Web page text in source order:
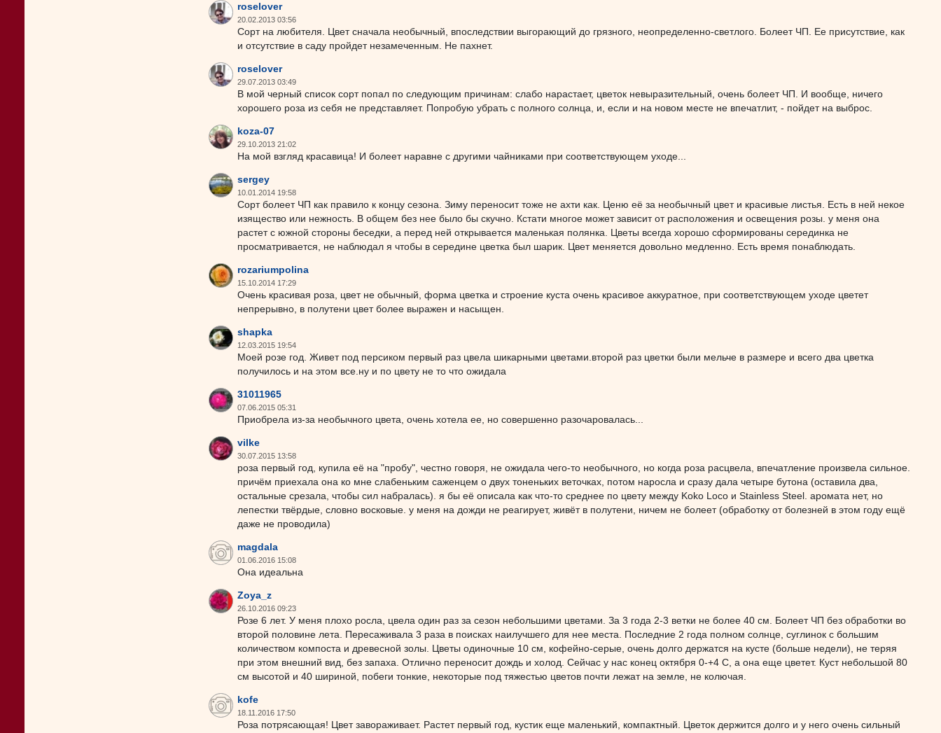
roselover
20.02.2013 03:56
Сорт на любителя. Цвет сначала необычный, впоследствии выгорающий до грязного, неопределенно-светлого. Болеет ЧП. Ее присутствие, как
и отсутствие в саду пройдет незамеченным. Не пахнет.
roselover
29.07.2013 03:49
В мой черный список сорт попал по следующим причинам: слабо нарастает, цветок невыразительный, очень болеет ЧП. И вообще, ничего
хорошего роза из себя не представляет. Попробую убрать с полного солнца, и, если и на новом месте не впечатлит, - пойдет на выброс.
koza-07
29.10.2013 21:02
На мой взгляд красавица! И болеет наравне с другими чайниками при соответствующем уходе...
sergey
10.01.2014 19:58
Сорт болеет ЧП как правило к концу сезона. Зиму переносит тоже не ахти как. Ценю её за необычный цвет и красивые листья. Есть в ней некое
изящество или нежность. В общем без нее было бы скучно. Кстати многое может зависит от расположения и освещения розы. у меня она
растет с южной стороны беседки, а перед ней открывается маленькая полянка. Цветы всегда хорошо сформированы серединка не
просматривается, не наблюдал я чтобы в середине цветка был шарик. Цвет меняется довольно медленно. Есть время понаблюдать.
rozariumpolina
15.10.2014 17:29
Очень красивая роза, цвет не обычный, форма цветка и строение куста очень красивое аккуратное, при соответствующем уходе цветет
непрерывно, в полутени цвет более выражен и насыщен.
shapka
12.03.2015 19:54
Моей розе год. Живет под персиком первый раз цвела шикарными цветами.второй раз цветки были мельче в размере и всего два цветка
получилось и на этом все.ну и по цвету не то что ожидала
31011965
07.06.2015 05:31
Приобрела из-за необычного цвета, очень хотела ее, но совершенно разочаровалась...
vilke
30.07.2015 13:58
роза первый год, купила её на "пробу", честно говоря, не ожидала чего-то необычного, но когда роза расцвела, впечатление произвела сильное.
причём приехала она ко мне слабеньким саженцем о двух тоненьких веточках, потом наросла и сразу дала четыре бутона (оставила два,
остальные срезала, чтобы сил набралась). я бы её описала как что-то среднее по цвету между Koko Loco и Stainless Steel. аромата нет, но
лепестки твёрдые, словно восковые. у меня на дожди не реагирует, живёт в полутени, ничем не болеет (обработку от болезней в этом году ещё
даже не проводила)
magdala
01.06.2016 15:08
Она идеальна
Zoya_z
26.10.2016 09:23
Розе 6 лет. У меня плохо росла, цвела один раз за сезон небольшими цветами. За 3 года 2-3 ветки не более 40 см. Болеет ЧП без обработки во
второй половине лета. Пересаживала 3 раза в поисках наилучшего для нее места. Последние 2 года полном солнце, суглинок с большим
количеством компоста и древесной золы. Цветы одиночные 10 см, кофейно-серые, очень долго держатся на кусте (больше недели), не теряя
при этом внешний вид, без запаха. Отлично переносит дождь и холод. Сейчас у нас конец октября 0-+4 С, а она еще цветет. Куст небольшой 80
см высотой и 40 шириной, побеги тонкие, некоторые под тяжестью цветов почти лежат на земле, не колючая.
kofe
18.11.2016 17:50
Роза потрясающая! Цвет завораживает. Растет первый год, кустик еще маленький, компактный. Цветок держится долго и у него очень сильный